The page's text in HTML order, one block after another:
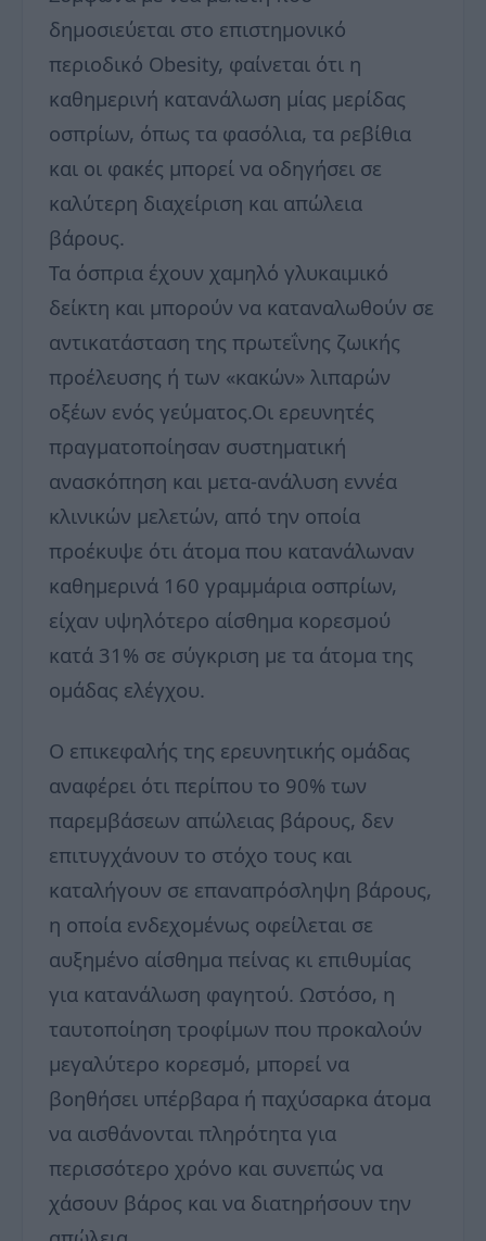
δημοσιεύεται στο επιστημονικό
περιοδικό Obesity, φαίνεται ότι η
καθημερινή κατανάλωση μίας μερίδας
οσπρίων, όπως τα φασόλια, τα ρεβίθια
και οι φακές μπορεί να οδηγήσει σε
καλύτερη διαχείριση και απώλεια
βάρους.
Τα όσπρια έχουν χαμηλό γλυκαιμικό
δείκτη και μπορούν να καταναλωθούν σε
αντικατάσταση της πρωτεΐνης ζωικής
προέλευσης ή των «κακών» λιπαρών
οξέων ενός γεύματος.Οι ερευνητές
πραγματοποίησαν συστηματική
ανασκόπηση και μετα-ανάλυση εννέα
κλινικών μελετών, από την οποία
προέκυψε ότι άτομα που κατανάλωναν
καθημερινά 160 γραμμάρια οσπρίων,
είχαν υψηλότερο αίσθημα κορεσμού
κατά 31% σε σύγκριση με τα άτομα της
ομάδας ελέγχου.
Ο επικεφαλής της ερευνητικής ομάδας
αναφέρει ότι περίπου το 90% των
παρεμβάσεων απώλειας βάρους, δεν
επιτυγχάνουν το στόχο τους και
καταλήγουν σε επαναπρόσληψη βάρους,
η οποία ενδεχομένως οφείλεται σε
αυξημένο αίσθημα πείνας κι επιθυμίας
για κατανάλωση φαγητού. Ωστόσο, η
ταυτοποίηση τροφίμων που προκαλούν
μεγαλύτερο κορεσμό, μπορεί να
βοηθήσει υπέρβαρα ή παχύσαρκα άτομα
να αισθάνονται πληρότητα για
περισσότερο χρόνο και συνεπώς να
χάσουν βάρος και να διατηρήσουν την